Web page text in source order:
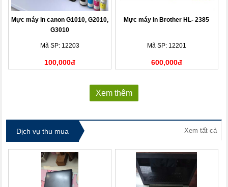
Mực máy in canon G1010, G2010,
G3010
Mã SP: 12203
100,000đ
Mực máy in Brother HL- 2385
Mã SP: 12201
600,000đ
Xem thêm
Dịch vụ thu mua Xem tất cả